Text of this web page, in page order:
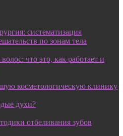
систематизация
по зонам тела
что это, как работает и
косметологическую клинику
духи?
отбеливания зубов